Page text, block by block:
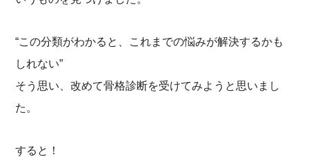
“この分類がわかると、これまでの悩みが解決するかも
しれない”
そう思い、改めて骨格診断を受けてみようと思いまし
た。
すると！